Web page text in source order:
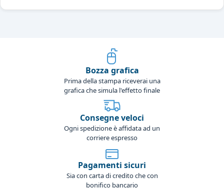
Bozza grafica
Prima della stampa riceverai una
grafica che simula l'effetto finale
Consegne veloci
Ogni spedizione è affidata ad un
corriere espresso
Pagamenti sicuri
Sia con carta di credito che con
bonifico bancario